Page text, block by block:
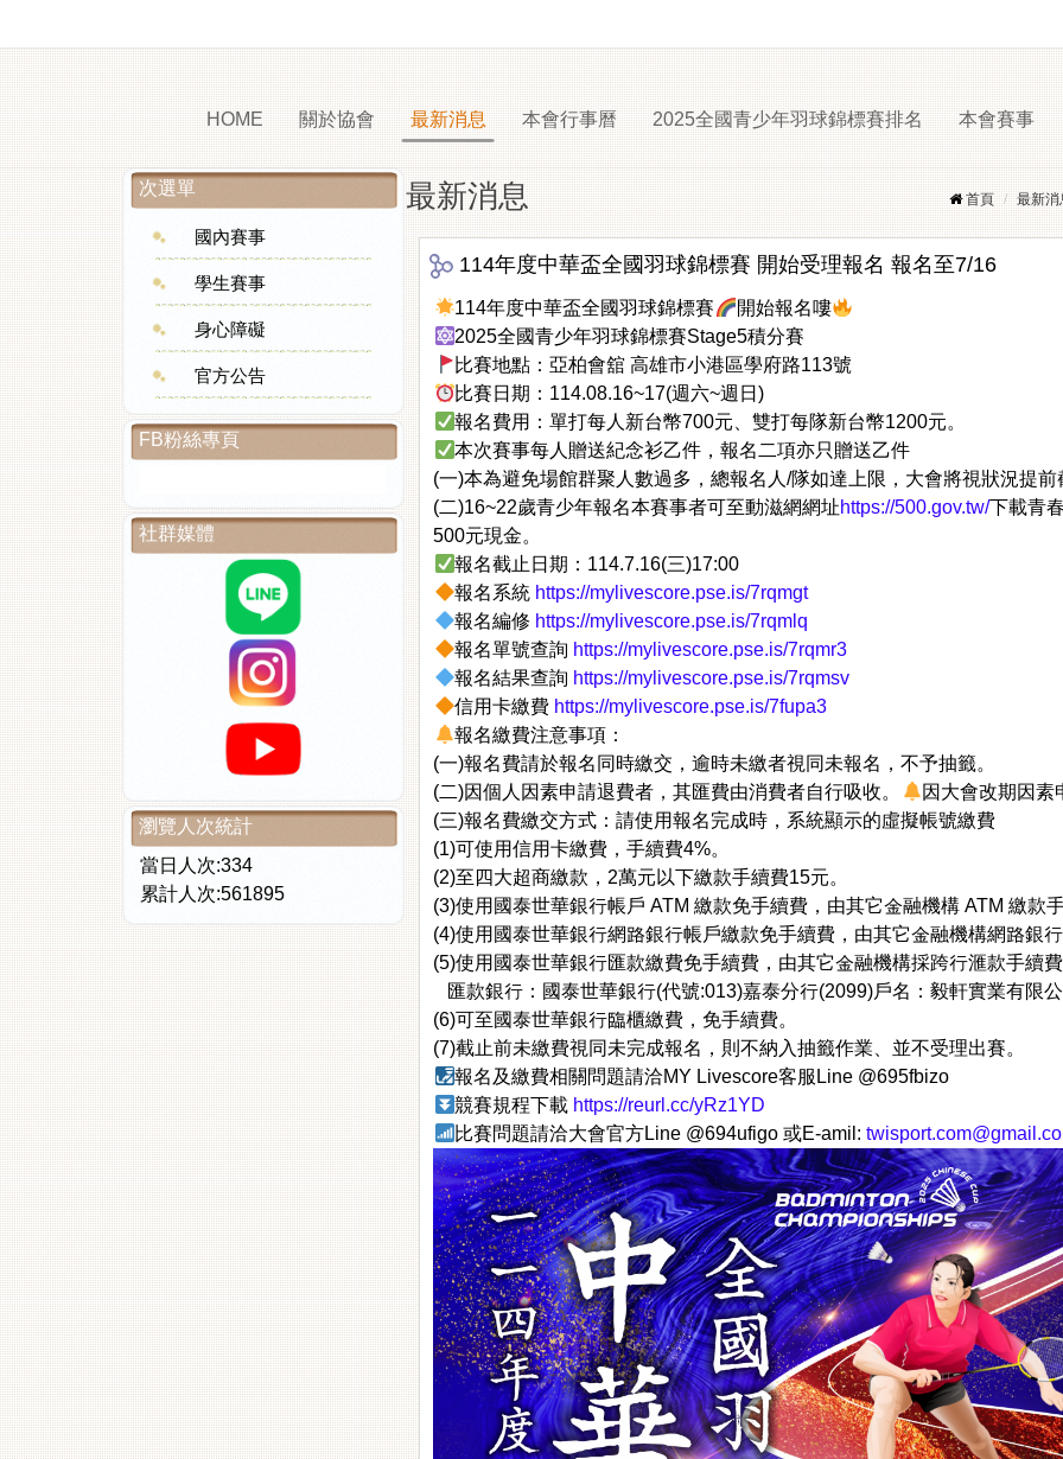
HOME 關於協會 最新消息 本會行事曆 2025全國青少年羽球錦標賽排名 本會賽事
次選單
國內賽事
學生賽事
身心障礙
官方公告
FB粉絲專頁
社群媒體
瀏覽人次統計
當日人次:334
累計人次:561895
最新消息 首頁 最新消
114年度中華盃全國羽球錦標賽 開始受理報名 報名至7/16
114年度中華盃全國羽球錦標賽
開始報名嘍
2025全國青少年羽球錦標賽Stage5積分賽
比賽地點：亞柏會舘 高雄市小港區學府路113號
比賽日期：114.08.16~17(週六~週日)
報名費用：單打每人新台幣700元、雙打每隊新台幣1200元。
本次賽事每人贈送紀念衫乙件，報名二項亦只贈送乙件
(一)本為避免場館群聚人數過多，總報名人/隊如達上限，大會將視狀況提
(二)16~22歲青少年報名本賽事者可至動滋網網址https://500.gov.tw/下載青
500元現金。
報名截止日期：114.7.16(三)17:00
報名系統 https://mylivescore.pse.is/7rqmgt
報名編修 https://mylivescore.pse.is/7rqmlq
報名單號查詢 https://mylivescore.pse.is/7rqmr3
報名結果查詢 https://mylivescore.pse.is/7rqmsv
信用卡繳費 https://mylivescore.pse.is/7fupa3
報名繳費注意事項：
(一)報名費請於報名同時繳交，逾時未繳者視同未報名，不予抽籤。
(二)因個人因素申請退費者，其匯費由消費者自行吸收。
因大會改期因素
(三)報名費繳交方式：請使用報名完成時，系統顯示的虛擬帳號繳費
(1)可使用信用卡繳費，手續費4%。
(2)至四大超商繳款，2萬元以下繳款手續費15元。
(3)使用國泰世華銀行帳戶 ATM 繳款免手續費，由其它金融機構 ATM 繳款
(4)使用國泰世華銀行網路銀行帳戶繳款免手續費，由其它金融機構網路銀
(5)使用國泰世華銀行匯款繳費免手續費，由其它金融機構採跨行滙款手續
匯款銀行：國泰世華銀行(代號:013)嘉泰分行(2099)戶名：毅軒實業有限
(6)可至國泰世華銀行臨櫃繳費，免手續費。
(7)截止前未繳費視同未完成報名，則不納入抽籤作業、並不受理出賽。
報名及繳費相關問題請洽MY Livescore客服Line @695fbizo
競賽規程下載 https://reurl.cc/yRz1YD
比賽問題請洽大會官方Line @694ufigo 或E-amil: